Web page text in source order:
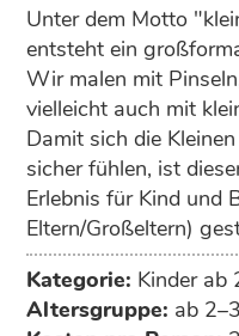
Unter dem Motto
entsteht ein
Wir malen mit
vielleicht auch mit
Damit sich die
sicher fühlen, ist
Erlebnis für Kind und
Eltern/Großeltern)
Bitte Kleidung
verträgt.
Kategorie: Kinder ab
Altersgruppe: ab